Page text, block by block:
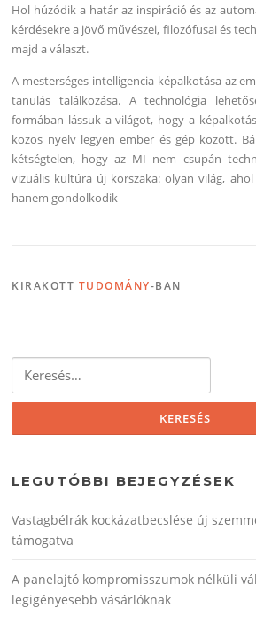
Hol húzódik a határ az inspiráció és az
kérdésekre a jövő művészei, filozófusai és
majd a választ.
A mesterséges intelligencia képalkotása az
tanulás találkozása. A technológia
formában lássuk a világot, hogy a
közös nyelv legyen ember és gép között.
kétségtelen, hogy az MI nem csupán
vizuális kultúra új korszaka: olyan világ,
hanem gondolkodik
KIRAKOTT TUDOMÁNY-BAN
LEGUTÓBBI BEJEGYZÉSEK
Vastagbélrák kockázatbecslése új
támogatva
A panelajtó kompromisszumok nélküli
legigényesebb vásárlóknak